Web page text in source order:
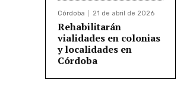
Córdoba 21 de abril de 2026
Rehabilitarán
vialidades en colonias
y localidades en
Córdoba